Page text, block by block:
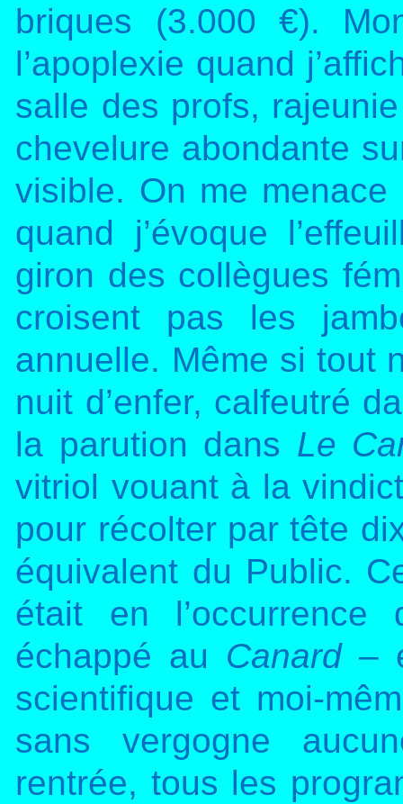
briques (3.000 €).
l’apoplexie quand
salle des profs,
chevelure abondante
visible. On me menace
quand j’évoque
giron des collègues
croisent pas les
annuelle. Même si tout
nuit d’enfer, calfeutré
la parution dans Le
vitriol vouant à la
pour récolter par tête
équivalent du Public.
était en l’occurrence
échappé au Canard–
scientifique et moi-
sans vergogne
rentrée, tous les